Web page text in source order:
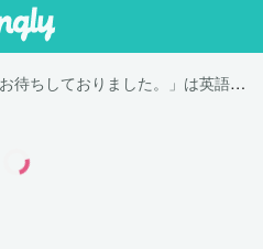
「お電話お待ちしておりました。」は英語で "I was waiting for your phone call."